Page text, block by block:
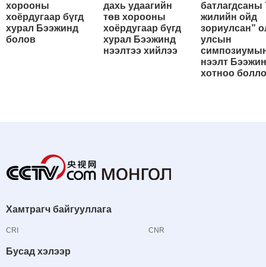
хорооны
хоёрдугаар бүгд
хурал Бээжинд
болов
дахь удаагийн
төв хорооны
хоёрдугаар бүгд
хурал Бээжинд
нээлтээ хийлээ
батлагдсаны
жилийн ойд
зориулсан”
улсын
нээлт Бээжин
хотноо
Хамтрагч байгууллага
CRI CNR
Бусад хэлээр